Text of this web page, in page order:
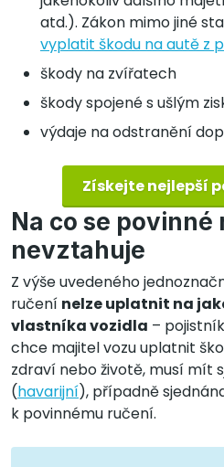
atd.). Zákon mimo jiné
vyplatit škodu na autě z
škody na zvířatech
škody spojené s ušlým
výdaje na odstranění
Získejte nejlepší
Na co se povinné
nevztahuje
Z výše uvedeného
ručení nelze uplatnit na
vlastníka vozidla –
chce majitel vozu uplatnit
zdraví nebo životě, musí mít
(havarijní), případně
k povinnému ručení.